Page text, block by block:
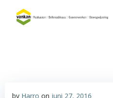
by Harro on juni 27, 2016